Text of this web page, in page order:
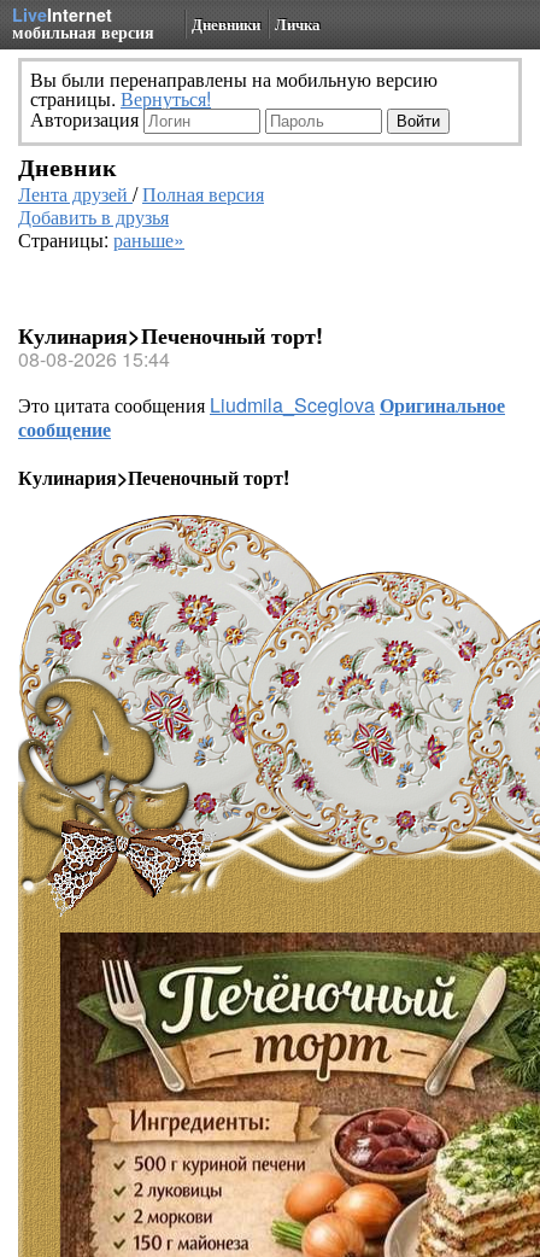
LiveInternet
мобильная версия Дневники Личка
Вы были перенаправлены на мобильную версию
страницы. Вернуться!
Авторизация
Дневник
Лента друзей /Полная версия
Добавить в друзья
Страницы: раньше»
Кулинария>Печеночный торт!
08-08-2026 15:44
Это цитата сообщения Liudmila_SceglovaОригинальное
сообщение
Кулинария>Печеночный торт!